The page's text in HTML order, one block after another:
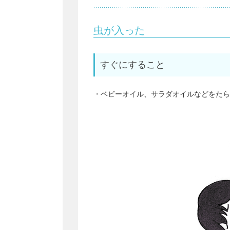
虫が入った
すぐにすること
・ベビーオイル、サラダオイルなどをた